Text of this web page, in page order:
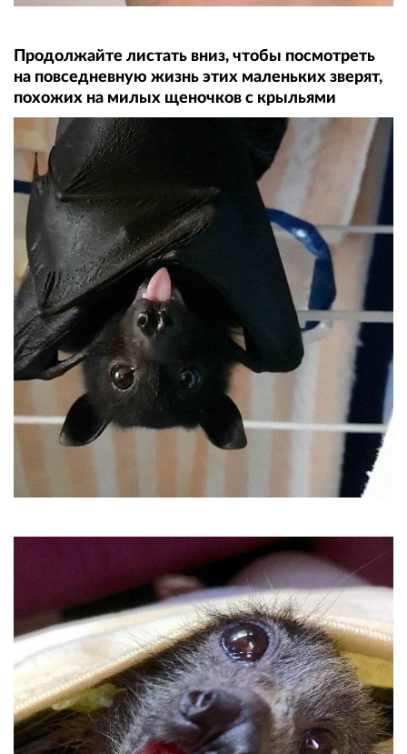
Продолжайте листать вниз, чтобы посмотреть
на повседневную жизнь этих маленьких зверят,
похожих на милых щеночков с крыльями